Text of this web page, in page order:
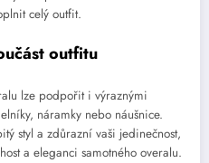
celý outfit.
outfitu
lze podpořit i výraznými
náramky nebo náušnice.
styl a zdůrazní vaši jedinečnost,
a eleganci samotného overalu.